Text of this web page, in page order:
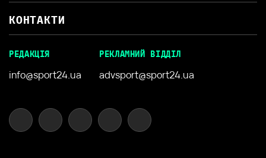
КОНТАКТИ
РЕДАКЦІЯ
info@sport24.ua
РЕКЛАМНИЙ ВІДДІЛ
advsport@sport24.ua